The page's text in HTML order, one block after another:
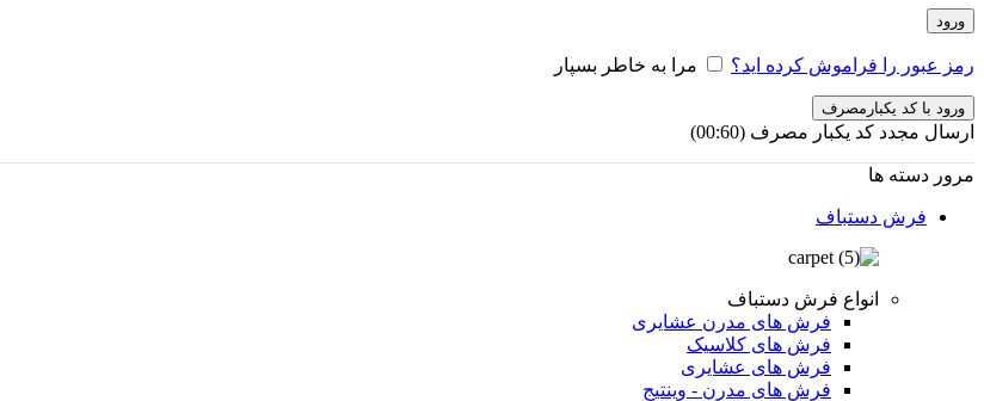
ورود
رمز عبور را فراموش کرده اید؟ مرا به خاطر بسپار
ورود با کد یکبارمصرف
ارسال مجدد کد یکبار مصرف (00:
60
)
مرور دسته ها
فرش دستباف
انواع فرش دستباف
فرش های مدرن عشایری
فرش های کلاسیک
فرش های عشایری
فرش های مدرن - وینتیج